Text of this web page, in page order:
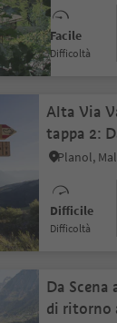
Facile
Difficoltà
Alta Via
tappa 2:
Glieshöfe
Planol,
Difficile
Difficoltà
Da Scena
di ritorno